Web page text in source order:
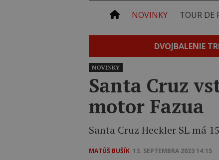
NOVINKY TOUR DE
DVOJBALENIE
NOVINKY
Santa Cruz
motor Fazua
Santa Cruz Heckler SL má
MATÚŠ BUŠÍK 13. SEPTEMBRA 2023 14:15